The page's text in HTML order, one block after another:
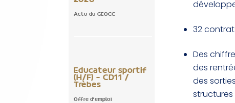
Actu du GEOCC
Educateur sportif
(H/F) – CD11 /
Trèbes
Offre d'emploi
32
Des
des
des